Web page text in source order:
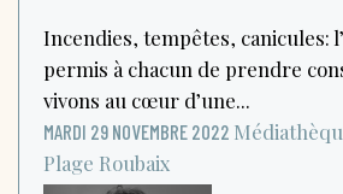
Incendies, tempêtes, canicules:
permis à chacun de prendre
vivons au cœur d’une...
MARDI 29 NOVEMBRE 2022
Plage Roubaix